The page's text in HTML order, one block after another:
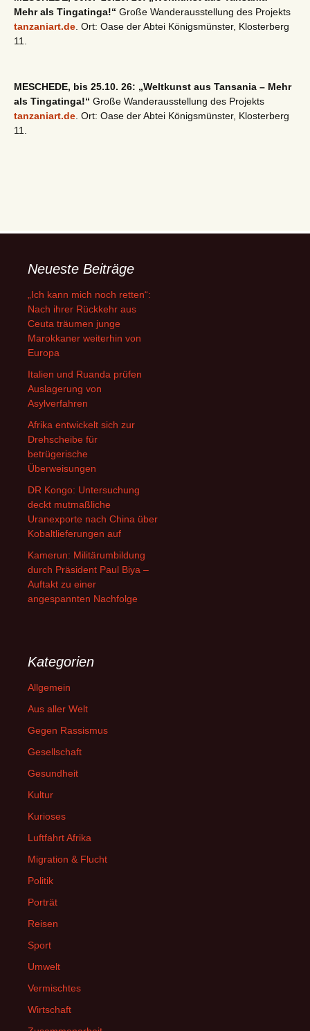
Mehr als Tingatinga!“ Große Wanderausstellung des Projekts
tanzaniart.de . Ort: Oase der Abtei Königsmünster, Klosterberg
11.
MESCHEDE, bis 25.10. 26: „Weltkunst aus Tansania – Mehr
als Tingatinga!“ Große Wanderausstellung des Projekts
tanzaniart.de . Ort: Oase der Abtei Königsmünster, Klosterberg
11.
Neueste Beiträge
„Ich kann mich noch retten“:
Nach ihrer Rückkehr aus
Ceuta träumen junge
Marokkaner weiterhin von
Europa
Italien und Ruanda prüfen
Auslagerung von
Asylverfahren
Afrika entwickelt sich zur
Drehscheibe für
betrügerische
Überweisungen
DR Kongo: Untersuchung
deckt mutmaßliche
Uranexporte nach China über
Kobaltlieferungen auf
Kamerun: Militärumbildung
durch Präsident Paul Biya –
Auftakt zu einer
angespannten Nachfolge
Kategorien
Allgemein
Aus aller Welt
Gegen Rassismus
Gesellschaft
Gesundheit
Kultur
Kurioses
Luftfahrt Afrika
Migration & Flucht
Politik
Porträt
Reisen
Sport
Umwelt
Vermischtes
Wirtschaft